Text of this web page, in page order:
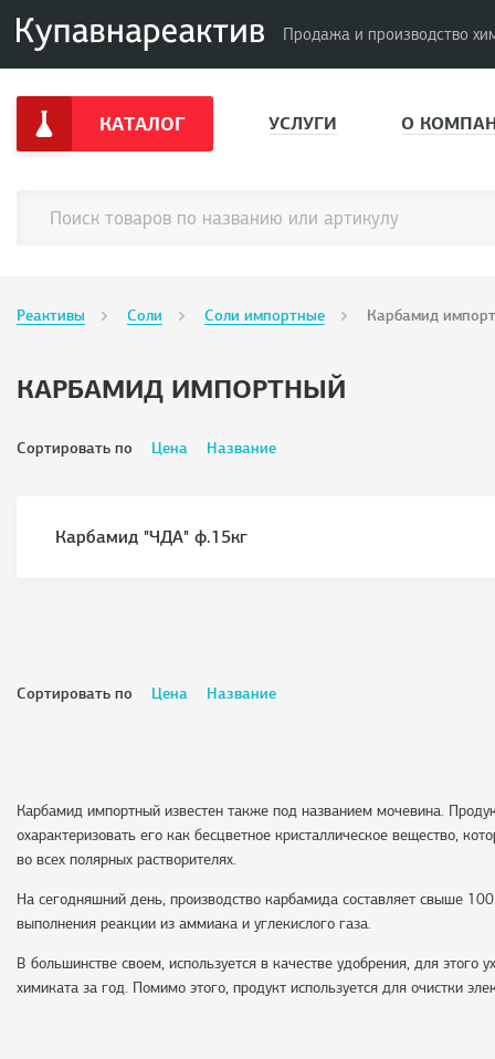
Продажа и производство
КАТАЛОГ УСЛУГИ О
Реактивы Соли Соли импортные Карбамид
КАРБАМИД ИМПОРТНЫЙ
Сортировать по Цена Название
Карбамид "ЧДА" ф.15кг
Сортировать по Цена Название
Карбамид импортный известен также под названием мочевина.
охарактеризовать его как бесцветное кристаллическое вещество,
во всех полярных растворителях.
На сегодняшний день, производство карбамида составляет свыше
выполнения реакции из аммиака и углекислого газа.
В большинстве своем, используется в качестве удобрения, для этого
химиката за год. Помимо этого, продукт используется для очистки